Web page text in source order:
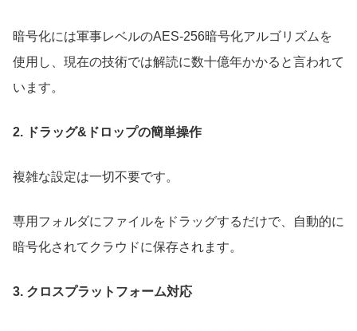
暗号化には軍事レベルのAES-256暗号化アルゴリズムを
使用し、現在の技術では解読に数十億年かかると言われて
います。
2. ドラッグ&ドロップの簡単操作
複雑な設定は一切不要です。
専用フォルダにファイルをドラッグするだけで、自動的に
暗号化されてクラウドに保存されます。
3. クロスプラットフォーム対応